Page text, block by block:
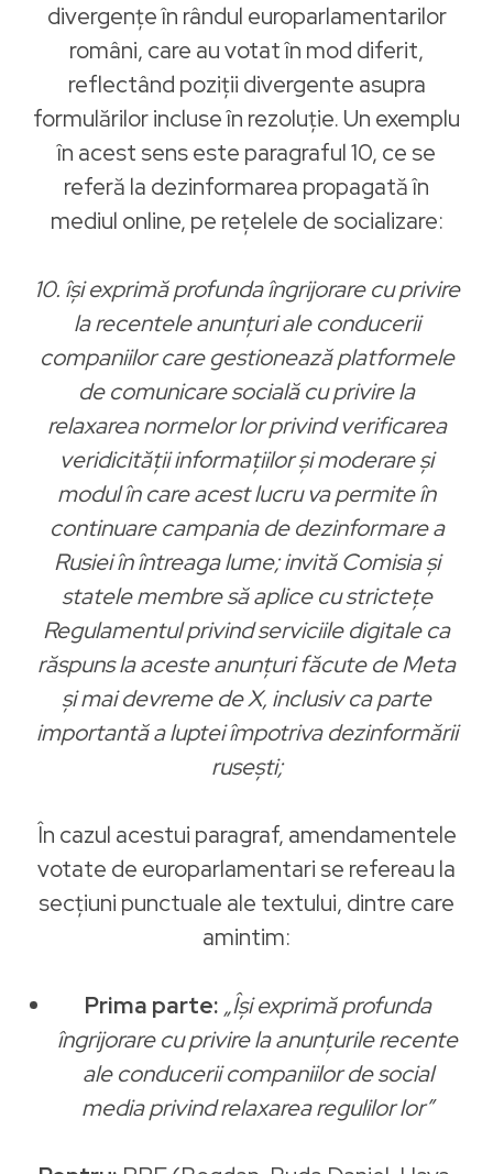
divergențe în rândul europarlamentarilor
români, care au votat în mod diferit,
reflectând poziții divergente asupra
formulărilor incluse în rezoluție. Un exemplu
în acest sens este paragraful 10, ce se
referă la dezinformarea propagată în
mediul online, pe rețelele de socializare:
10. își exprimă profunda îngrijorare cu privire
la recentele anunțuri ale conducerii
companiilor care gestionează platformele
de comunicare socială cu privire la
relaxarea normelor lor privind verificarea
veridicității informațiilor și moderare și
modul în care acest lucru va permite în
continuare campania de dezinformare a
Rusiei în întreaga lume; invită Comisia și
statele membre să aplice cu strictețe
Regulamentul privind serviciile digitale ca
răspuns la aceste anunțuri făcute de Meta
și mai devreme de X, inclusiv ca parte
importantă a luptei împotriva dezinformării
rusești;
În cazul acestui paragraf, amendamentele
votate de europarlamentari se refereau la
secțiuni punctuale ale textului, dintre care
amintim:
Prima parte: „Își exprimă profunda
îngrijorare cu privire la anunțurile recente
ale conducerii companiilor de social
media privind relaxarea regulilor lor”